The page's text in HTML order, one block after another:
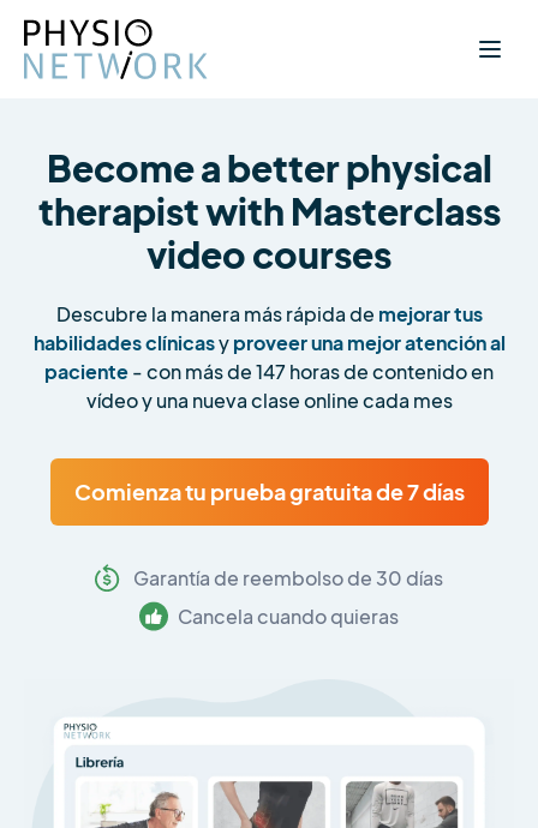
Become a better physical
therapist with Masterclass
video courses
Descubre la manera más rápida de mejorar tus
habilidades clínicasyproveer una mejor atención al
paciente- con más de 147 horas de contenido en
vídeo y una nueva clase online cada mes
Comienza tu prueba gratuita de 7 días
Garantía de reembolso de 30 días
Cancela cuando quieras